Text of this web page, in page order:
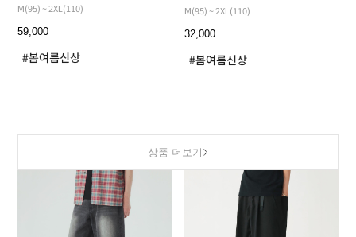
M(95) ~ 2XL(110)
59,000
M(95) ~ 2XL(110)
32,000
상품 더보기